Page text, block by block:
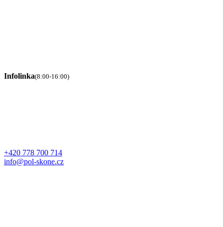
Infolinka(8:00-16:00)
+420 778 700 714
info@pol-skone.cz